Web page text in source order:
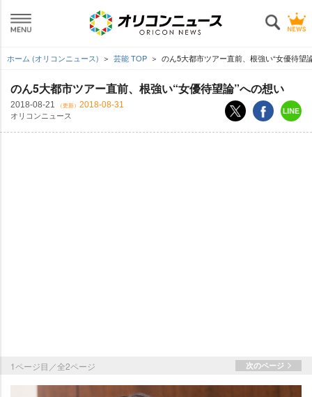
ホーム (オリコンニュース) 芸能 TOP のん5大都市ツアー直前、根強い“女優待望
のん5大都市ツアー直前、根強い“女優待望論”への想い
2018-08-21 （更新） 2018-08-31
オリコンニュース
1ページ目／全2ページ 次のページ